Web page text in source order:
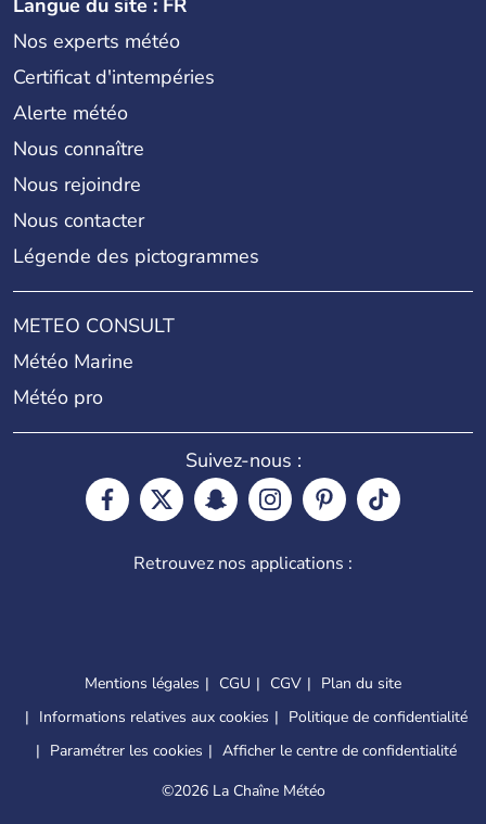
Langue du site : FR
Nos experts météo
Certificat d'intempéries
Alerte météo
Nous connaître
Nous rejoindre
Nous contacter
Légende des pictogrammes
METEO CONSULT
Météo Marine
Météo pro
Suivez-nous :
Retrouvez nos applications :
Mentions légales CGU CGV
Plan du site
Informations relatives aux cookies
Politique de confidentialité
Paramétrer les cookies
Afficher le centre de confidentialité
©2026 La Chaîne Météo